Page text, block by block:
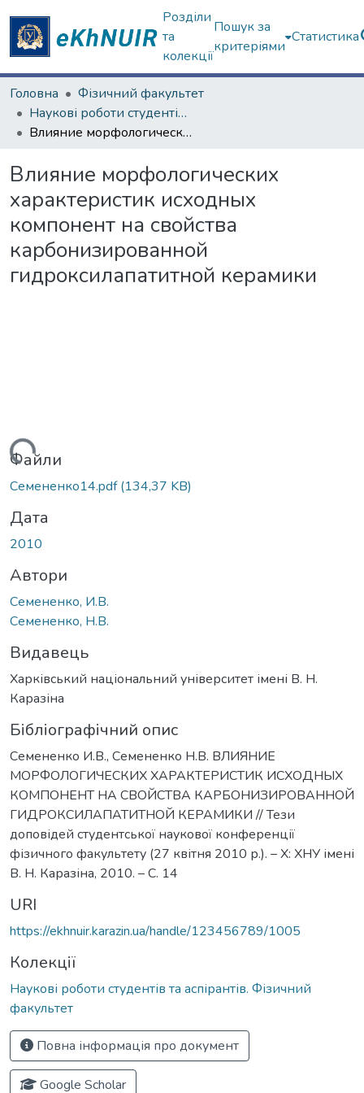
Розділи
та
колекції
Пошук за
критеріями
Статистика
Головна
Фізичний факультет
Наукові роботи студентів та аспірантів. Фізичний факультет
Влияние морфологических характеристик исходных компонент на свойства карбонизированной гидроксилапатитной керамики
Влияние морфологических
характеристик исходных
компонент на свойства
карбонизированной
гидроксилапатитной керамики
Вантажиться...
Файли
Семененко14.pdf(134,37 KB)
Дата
2010
Автори
Семененко, И.В.
Семененко, Н.В.
Видавець
Харківський національний університет імені В. Н.
Каразіна
Бібліографічний опис
Семененко И.В., Семененко Н.В. ВЛИЯНИЕ
МОРФОЛОГИЧЕСКИХ ХАРАКТЕРИСТИК ИСХОДНЫХ
КОМПОНЕНТ НА СВОЙСТВА КАРБОНИЗИРОВАННОЙ
ГИДРОКСИЛАПАТИТНОЙ КЕРАМИКИ // Тези
доповідей студентської наукової конференції
фізичного факультету (27 квітня 2010 р.). – Х: ХНУ імені
В. Н. Каразіна, 2010. – С. 14
URI
https://ekhnuir.karazin.ua/handle/123456789/1005
Колекції
Наукові роботи студентів та аспірантів. Фізичний
факультет
Повна інформація про документ
Google Scholar